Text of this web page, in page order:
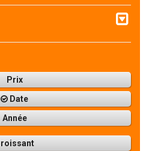
Prix
Date
Année